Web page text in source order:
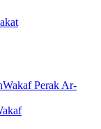
Perak Ar-